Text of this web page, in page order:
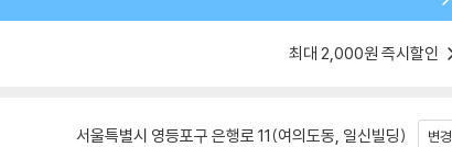
최대 2,000원 즉시할인
서울특별시 영등포구 은행로 11(여의도동, 일신빌딩) 변경